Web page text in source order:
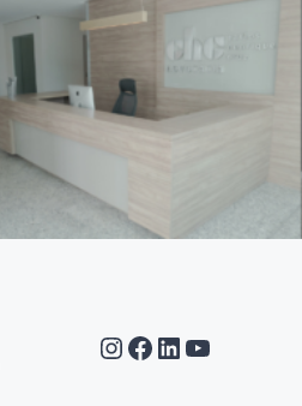
Instagram
Facebook
LinkedIn
Youtube